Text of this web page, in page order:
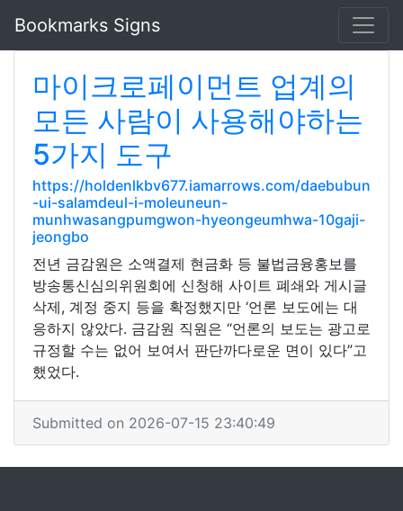
Bookmarks Signs
마이크로페이먼트 업계의
모든 사람이 사용해야하는
5가지 도구
https://holdenlkbv677.iamarrows.com/daebubun
-ui-salamdeul-i-moleuneun-
munhwasangpumgwon-hyeongeumhwa-10gaji-
jeongbo
전년 금감원은 소액결제 현금화 등 불법금융홍보를
방송통신심의위원회에 신청해 사이트 폐쇄와 게시글
삭제, 계정 중지 등을 확정했지만 ‘언론 보도에는 대
응하지 않았다. 금감원 직원은 “언론의 보도는 광고로
규정할 수는 없어 보여서 판단까다로운 면이 있다”고
했었다.
Submitted on 2026-07-15 23:40:49